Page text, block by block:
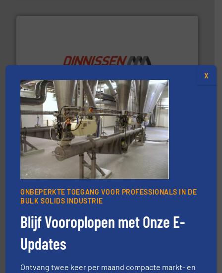
Dinnissen BV
Wereldwijd opererend specialist in innovatieve
procestechnologie en stortgoedtechnologie. “Trusted
by the best”.Meer info ➜
DMN-WESTINGHOUSE
plastic-, (petro) chemische, farmaceutische,
mineralen-, energie en biomassa industrieën.
info ➜
ONBEPERKTE TOEGANG VOOR PROFESSIONALS IN DE
BULK SOLIDS INDUSTRIE
Blijf Vooroplopen met Onze E-
Updates
Ontvang twee keer per maand compacte markt- en
X